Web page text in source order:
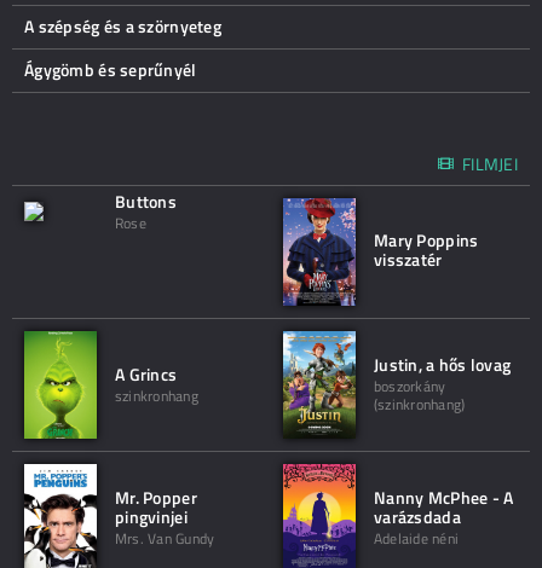
A szépség és a szörnyeteg
Ágygömb és seprűnyél
FILMJEI
Buttons
Rose
Mary Poppins
visszatér
A Grincs
szinkronhang
Justin, a hős lovag
boszorkány
(szinkronhang)
Mr. Popper
pingvinjei
Mrs. Van Gundy
Nanny McPhee - A
varázsdada
Adelaide néni